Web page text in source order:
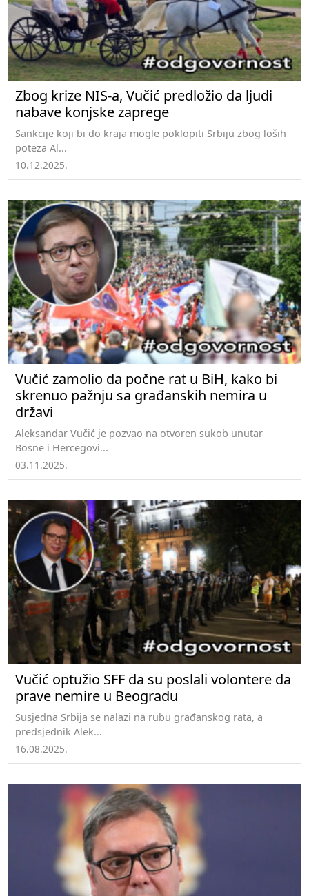
Zbog krize NIS-a, Vučić predložio da ljudi
nabave konjske zaprege
Sankcije koji bi do kraja mogle poklopiti Srbiju zbog loših
poteza Al...
10.12.2025.
Vučić zamolio da počne rat u BiH, kako bi
skrenuo pažnju sa građanskih nemira u
državi
Aleksandar Vučić je pozvao na otvoren sukob unutar
Bosne i Hercegovi...
03.11.2025.
Vučić optužio SFF da su poslali volontere da
prave nemire u Beogradu
Susjedna Srbija se nalazi na rubu građanskog rata, a
predsjednik Alek...
16.08.2025.